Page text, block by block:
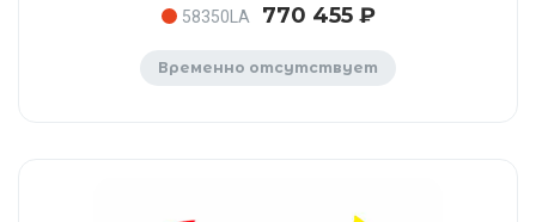
58350LA 770 455 ₽
Временно отсутствует